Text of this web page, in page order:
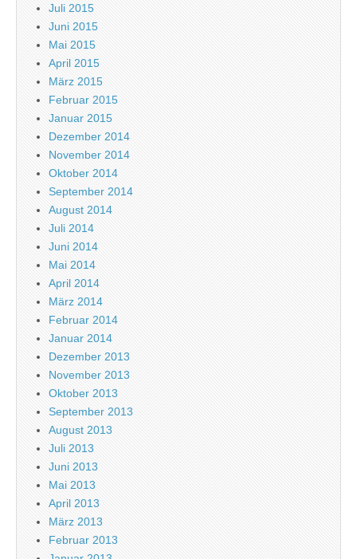
Juli 2015
Juni 2015
Mai 2015
April 2015
März 2015
Februar 2015
Januar 2015
Dezember 2014
November 2014
Oktober 2014
September 2014
August 2014
Juli 2014
Juni 2014
Mai 2014
April 2014
März 2014
Februar 2014
Januar 2014
Dezember 2013
November 2013
Oktober 2013
September 2013
August 2013
Juli 2013
Juni 2013
Mai 2013
April 2013
März 2013
Februar 2013